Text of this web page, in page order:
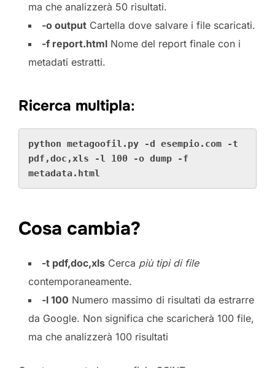
ma che analizzerà 50 risultati.
-o output Cartella dove salvare i file scaricati.
-f report.html Nome del report finale con i
metadati estratti.
Ricerca multipla:
python metagoofil.py -d esempio.com -t
pdf,doc,xls -l 100 -o dump -f
metadata.html
Cosa cambia?
-t pdf,doc,xls Cerca più tipi di file
contemporaneamente.
-l 100 Numero massimo di risultati da estrarre
da Google. Non significa che scaricherà 100 file,
ma che analizzerà 100 risultati